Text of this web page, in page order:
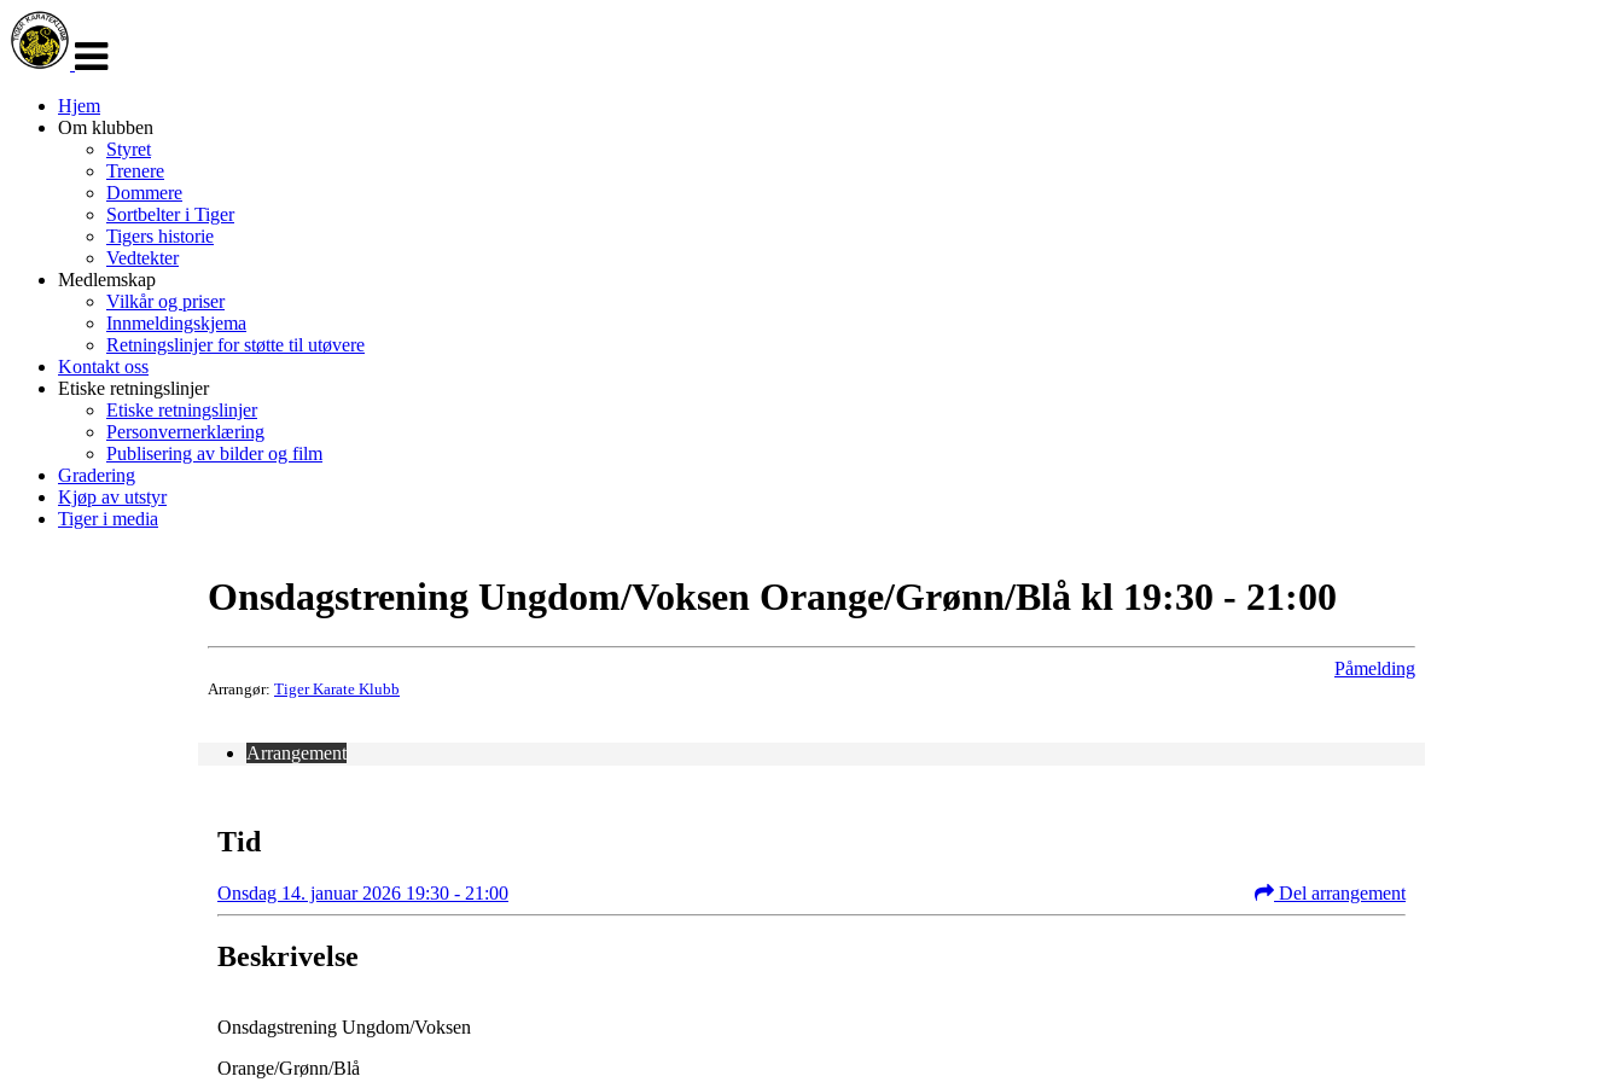
navigasjon
Hjem
Om klubben
Styret
Trenere
Dommere
Sortbelter i Tiger
Tigers historie
Vedtekter
Medlemskap
Vilkår og priser
Innmeldingskjema
Retningslinjer for støtte til utøvere
Kontakt oss
Etiske retningslinjer
Etiske retningslinjer
Personvernerklæring
Publisering av bilder og film
Gradering
Kjøp av utstyr
Tiger i media
Onsdagstrening Ungdom/Voksen Orange/Grønn/Blå kl 19:30 - 21:00
Arrangør: Tiger Karate Klubb
Påmelding
Arrangement
Tid
Onsdag 14. januar 2026 19:30 - 21:00 Del arrangement
Beskrivelse
Onsdagstrening Ungdom/Voksen
Orange/Grønn/Blå